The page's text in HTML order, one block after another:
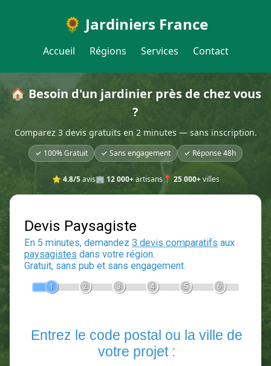
🌻 Jardiniers France
Accueil Régions Services Contact
🏠 Besoin d'un jardinier près de chez vous
?
Comparez 3 devis gratuits en 2 minutes — sans inscription.
✓ 100% Gratuit ✓ Sans engagement ✓ Réponse 48h
⭐ 4.8/5avis🏢 12 000+artisans📍 25 000+villes
Devis Paysagiste
En 5 minutes, demandez3 devis comparatifs
2 3